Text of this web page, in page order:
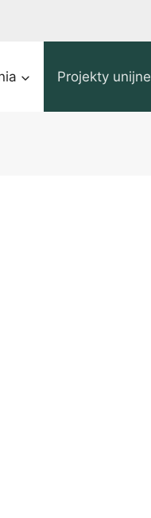
Projekty unijne